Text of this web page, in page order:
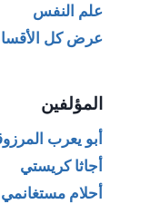
علم النفس
عرض كل
المؤلفين
أبو يعرب
أجاثا كريستي
أحلام مستغانمي